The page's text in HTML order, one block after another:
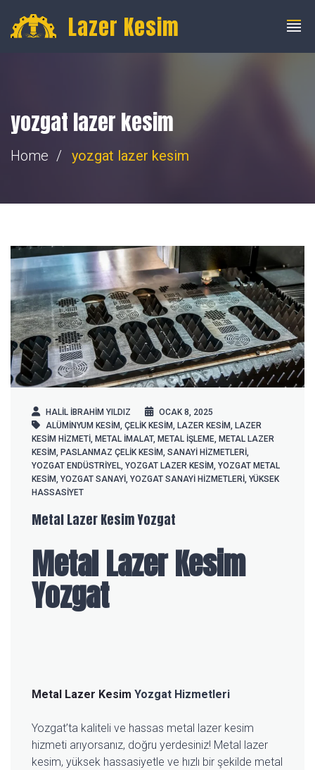
info@fibercnclazer.com
Lazer Kesim
yozgat lazer kesim
Home yozgat lazer kesim
HALIL IBRAHIM YILDIZ
OCAK 8, 2025
ALÜMINYUM KESIM, ÇELIK KESIM, LAZER KESIM, LAZER
KESIM HIZMETI, METAL İMALAT, METAL İŞLEME, METAL LAZER
KESIM, PASLANMAZ ÇELIK KESIM, SANAYI HIZMETLERI,
YOZGAT ENDÜSTRIYEL, YOZGAT LAZER KESIM, YOZGAT METAL
KESIM, YOZGAT SANAYI, YOZGAT SANAYI HIZMETLERI, YÜKSEK
HASSASIYET
Metal Lazer Kesim Yozgat
Metal Lazer Kesim
Yozgat
Metal Lazer Kesim Yozgat Hizmetleri
Yozgat’ta kaliteli ve hassas metal lazer kesim
hizmeti arıyorsanız, doğru yerdesiniz! Metal lazer
kesim, yüksek hassasiyetle ve hızlı bir şekilde metal